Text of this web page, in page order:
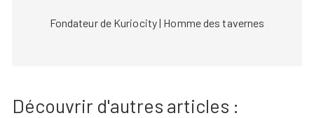
Fondateur de Kuriocity | Homme des tavernes
Découvrir d'autres articles :